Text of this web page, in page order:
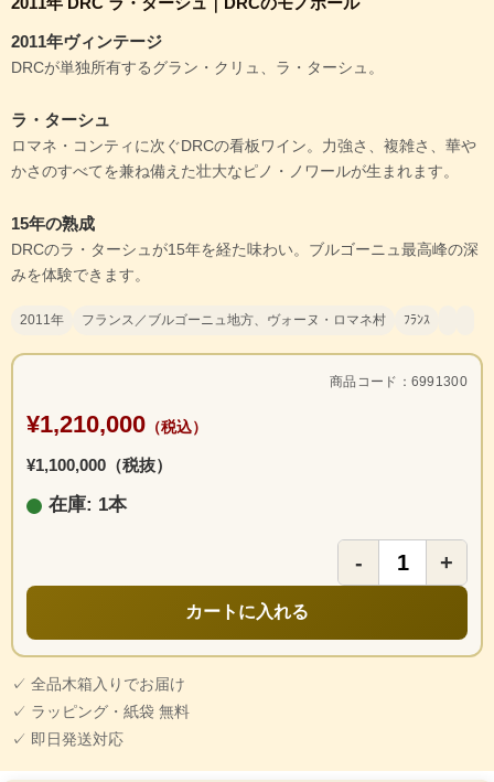
2011年ヴィンテージ
DRCが単独所有するグラン・クリュ、ラ・ターシュ。
ラ・ターシュ
ロマネ・コンティに次ぐDRCの看板ワイン。力強さ、複雑さ、華や
かさのすべてを兼ね備えた壮大なピノ・ノワールが生まれます。
15年の熟成
DRCのラ・ターシュが15年を経た味わい。ブルゴーニュ最高峰の深
みを体験できます。
2011年 フランス／ブルゴーニュ地方、ヴォーヌ・ロマネ村 ﾌﾗﾝｽ
商品コード：6991300
¥1,210,000 （税込）
¥1,100,000（税抜）
在庫: 1本
- +
カートに入れる
✓ 全品木箱入りでお届け
✓ ラッピング・紙袋 無料
✓ 即日発送対応